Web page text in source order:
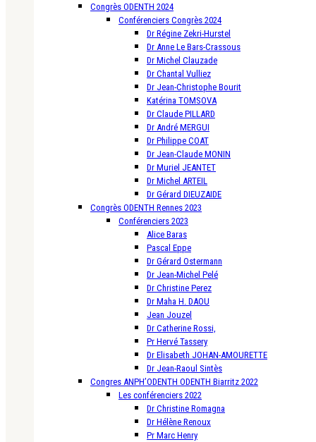
Congrès ODENTH 2024
Conférenciers Congrès 2024
Dr Régine Zekri-Hurstel
Dr Anne Le Bars-Crassous
Dr Michel Clauzade
Dr Chantal Vulliez
Dr Jean-Christophe Bourit
Katérina TOMSOVA
Dr Claude PILLARD
Dr André MERGUI
Dr Philippe COAT
Dr Jean-Claude MONIN
Dr Muriel JEANTET
Dr Michel ARTEIL
Dr Gérard DIEUZAIDE
Congrès ODENTH Rennes 2023
Conférenciers 2023
Alice Baras
Pascal Eppe
Dr Gérard Ostermann
Dr Jean-Michel Pelé
Dr Christine Perez
Dr Maha H. DAOU
Jean Jouzel
Dr Catherine Rossi,
Pr Hervé Tassery
Dr Elisabeth JOHAN-AMOURETTE
Dr Jean-Raoul Sintès
Congres ANPH’ODENTH ODENTH Biarritz 2022
Les conférenciers 2022
Dr Christine Romagna
Dr Hélène Renoux
Pr Marc Henry